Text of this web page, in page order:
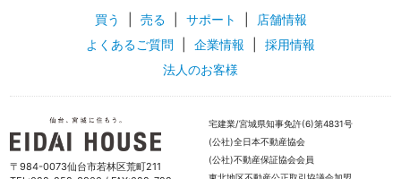
買う 売る サポート
店舗情報
よくあるご質問
企業情報
採用情報
法人のお客様
〒984-0073仙台市若林区荒町211
宅建業/宮城県知事免許(6)第4831号
(公社)全日本不動産協会
(公社)不動産保証協会会員